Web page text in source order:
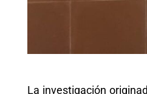
La investigación